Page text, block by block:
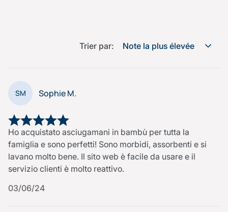
Trier par: Note la plus élevée
SM Sophie M.
Ho acquistato asciugamani in bambù per tutta la
famiglia e sono perfetti! Sono morbidi, assorbenti e si
lavano molto bene. Il sito web è facile da usare e il
servizio clienti è molto reattivo.
03/06/24